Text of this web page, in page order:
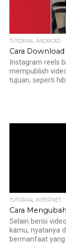
TUTORIAL ANDROID
Cara
Instagram reels
mempublish
tujuan, seperti
TUTORIAL INTERNET
Cara
Selain berisi
kamu, nyatanya
bermanfaat